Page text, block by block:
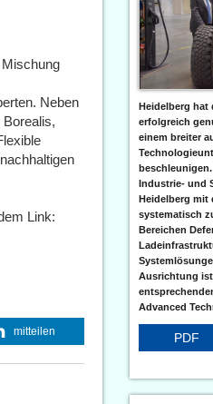
Neben
Link:
mitteilen
Heidelberg hat
erfolgreich
einem breiter
Industrie- und
Heidelberg mit
systematisch
Bereichen
Ausrichtung
Advanced
PDF